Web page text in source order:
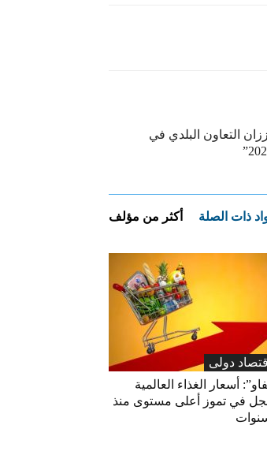
التعاون البلدي في
ذات الصلة أكثر من مؤلف
اقتصاد دولی
أسعار الغذاء العالمية
في تموز أعلى مستوى منذ